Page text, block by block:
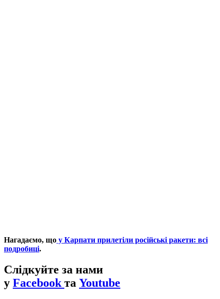
Нагадаємо, що у Карпати прилетіли російські ракети: всі
подробиці.
Слідкуйте за нами
у Facebook та Youtube